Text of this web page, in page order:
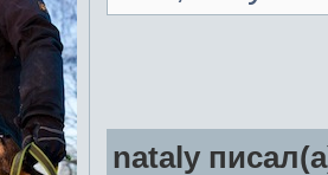
nataly